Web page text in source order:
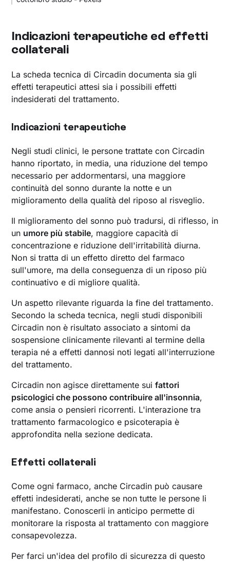
Indicazioni terapeutiche ed effetti
collaterali
La scheda tecnica di Circadin documenta sia gli
effetti terapeutici attesi sia i possibili effetti
indesiderati del trattamento.
Indicazioni terapeutiche
Negli studi clinici, le persone trattate con Circadin
hanno riportato, in media, una riduzione del tempo
necessario per addormentarsi, una maggiore
continuità del sonno durante la notte e un
miglioramento della qualità del riposo al risveglio.
Il miglioramento del sonno può tradursi, di riflesso, in
un umore più stabile, maggiore capacità di
concentrazione e riduzione dell'irritabilità diurna.
Non si tratta di un effetto diretto del farmaco
sull'umore, ma della conseguenza di un riposo più
continuativo e di migliore qualità.
Un aspetto rilevante riguarda la fine del trattamento.
Secondo la scheda tecnica, negli studi disponibili
Circadin non è risultato associato a sintomi da
sospensione clinicamente rilevanti al termine della
terapia né a effetti dannosi noti legati all'interruzione
del trattamento.
Circadin non agisce direttamente suifattori
psicologici che possono contribuire all'insonnia,
come ansia o pensieri ricorrenti. L'interazione tra
trattamento farmacologico e psicoterapia è
approfondita nella sezione dedicata.
Effetti collaterali
Come ogni farmaco, anche Circadin può causare
effetti indesiderati, anche se non tutte le persone li
manifestano. Conoscerli in anticipo permette di
monitorare la risposta al trattamento con maggiore
consapevolezza.
Per farci un'idea del profilo di sicurezza di questo